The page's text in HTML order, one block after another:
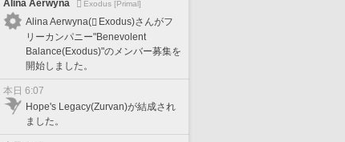
Alina Aerwyna
Exodus [Primal]
Alina Aerwyna(
Exodus)さんがフ
リーカンパニー"Benevolent
Balance(Exodus)"のメンバー募集を
開始しました。
本日 6:07
Hope's Legacy(Zurvan)が結成され
ました。